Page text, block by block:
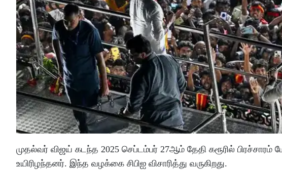
முதல்வர் விஜய் கடந்த 2025 செப்டம்பர் 27ஆம் தேதி கரூரில் பிரச்சாரம்
உயிரிழந்தனர். இந்த வழக்கை சிபிஐ விசாரித்து வருகிறது.